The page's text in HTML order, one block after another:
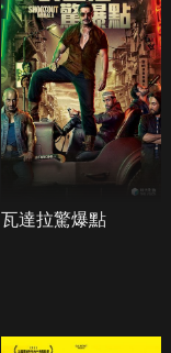
瓦達拉驚爆點